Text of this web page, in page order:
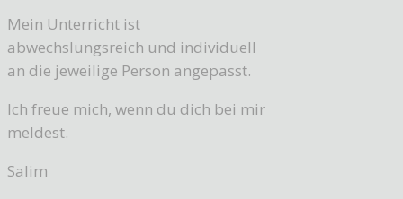
Mein Unterricht ist
abwechslungsreich und individuell
an die jeweilige Person angepasst.
Ich freue mich, wenn du dich bei mir
meldest.
Salim